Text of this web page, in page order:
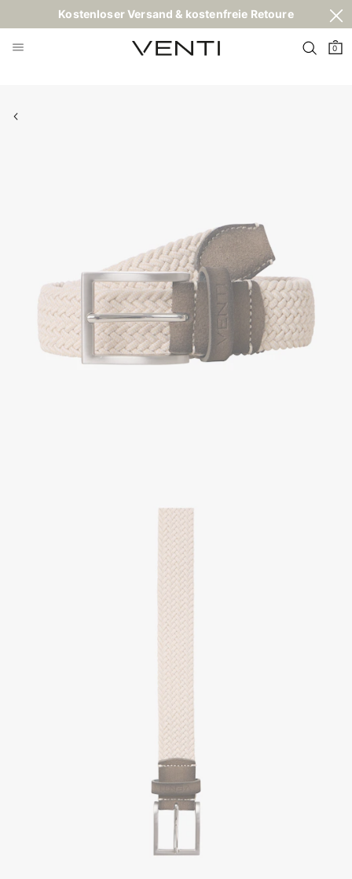
Kostenloser Versand & kostenfreie Retoure
0